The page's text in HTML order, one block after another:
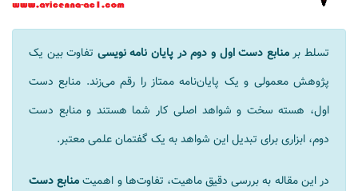
تسلط برمنابع دست اول و دوم در پایان نامه نویسی تفاوت بین یک
پژوهش معمولی و یک پایان‌نامه ممتاز را رقم می‌زند. منابع دست
اول، هسته سخت و شواهد اصلی کار شما هستند و منابع دست
دوم، ابزاری برای تبدیل این شواهد به یک گفتمان علمی معتبر.
در این مقاله به بررسی دقیق ماهیت، تفاوت‌ها و اهمیتمنابع دست